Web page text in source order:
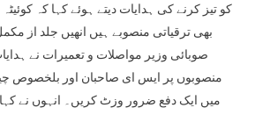
کو تیز کرنے کی ہدایات دیتے ہوئے کہا کہ
بھی ترقیاتی منصوبے ہیں انھیں جلد از
صوبائی وزیر مواصلات و تعمیرات نے
منصوبوں پر ایس ای صاحبان اور بلخصوص
میں ایک دفع ضرور وزٹ کریں۔ انہوں نے